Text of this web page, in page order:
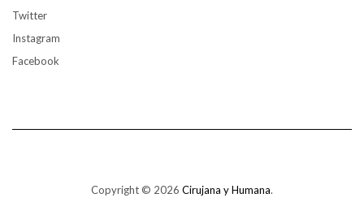
Twitter
Instagram
Facebook
Copyright © 2026 Cirujana y Humana.